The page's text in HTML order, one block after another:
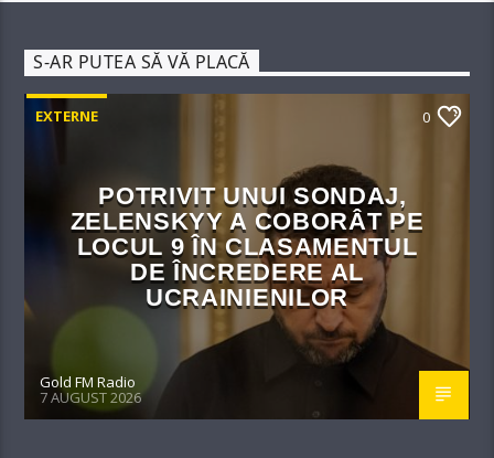
S-AR PUTEA SĂ VĂ PLACĂ
EXTERNE 0
POTRIVIT UNUI SONDAJ,
ZELENSKYY A COBORÂT PE
LOCUL 9 ÎN CLASAMENTUL
DE ÎNCREDERE AL
UCRAINIENILOR
Gold FM Radio
7 AUGUST 2026